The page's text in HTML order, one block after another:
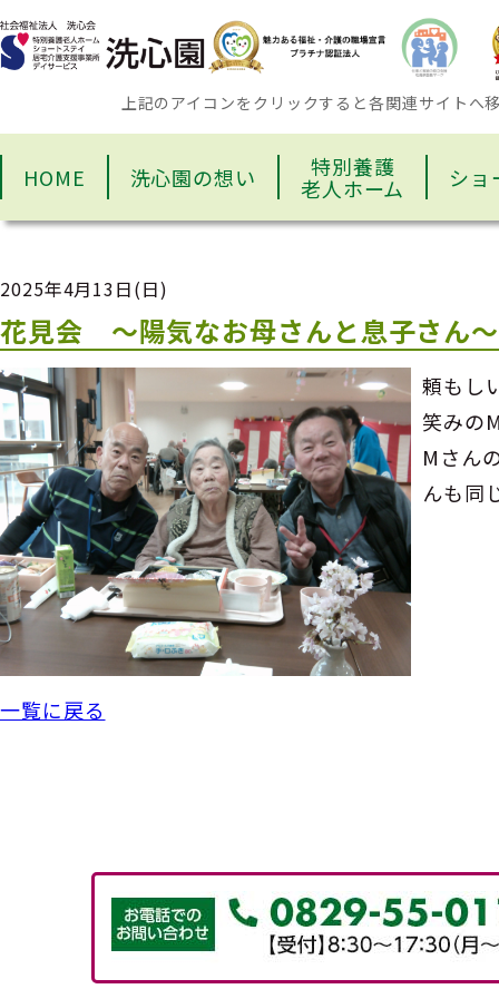
上記のアイコンをクリックすると各関連サイトへ
HOME 洗心園の想い 特別養護
老人ホーム ショ
2025年4月13日(日)
花見会 ～陽気なお母さんと息子さん～
頼もし
笑みの
Мさん
んも同
一覧に戻る